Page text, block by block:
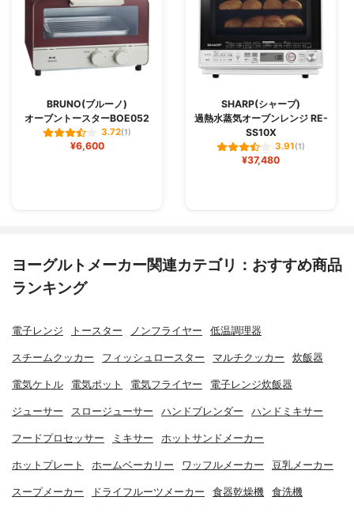
BRUNO(ブルーノ)
オーブントースターBOE052
3.72(1)
¥6,600
SHARP(シャープ)
過熱水蒸気オーブンレンジ RE-
SS10X
3.91(1)
¥37,480
ヨーグルトメーカー関連カテゴリ：おすすめ商品
ランキング
電子レンジ トースター ノンフライヤー 低温調理器
スチームクッカー フィッシュロースター マルチクッカー 炊飯器
電気ケトル 電気ポット 電気フライヤー 電子レンジ炊飯器
ジューサー スロージューサー ハンドブレンダー ハンドミキサー
フードプロセッサー ミキサー ホットサンドメーカー
ホットプレート ホームベーカリー ワッフルメーカー 豆乳メーカー
スープメーカー ドライフルーツメーカー 食器乾燥機 食洗機